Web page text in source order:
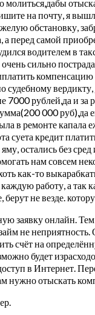
молиться,дабы
на почту, я
обстановку,
а перед самой
водителем в
сильно
компенсацию
судебному
7000 рублей,да и за
000 руб),да
в ремонте капала
суета кредит
остались без сред
нам совсем
как-то
каждую работу, а так
не везде.
заявку онлайн.
не неприятность.
счёт на
будет
в Интернет.
нужно отыскать